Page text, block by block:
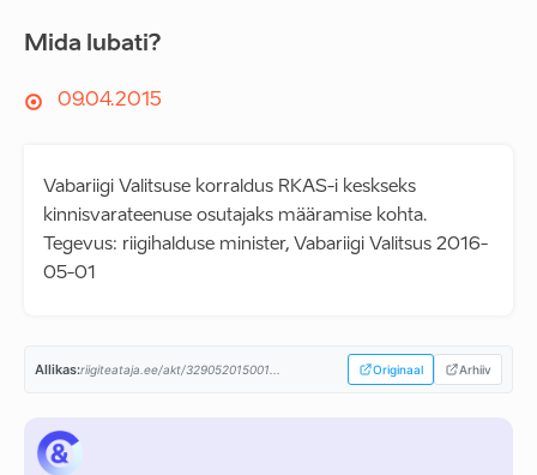
Mida lubati?
09.04.2015
Vabariigi Valitsuse korraldus RKAS-i keskseks
kinnisvarateenuse osutajaks määramise kohta.
Tegevus: riigihalduse minister, Vabariigi Valitsus 2016-
05-01
Allikas:riigiteataja.ee/akt/329052015001... Originaal Arhiiv